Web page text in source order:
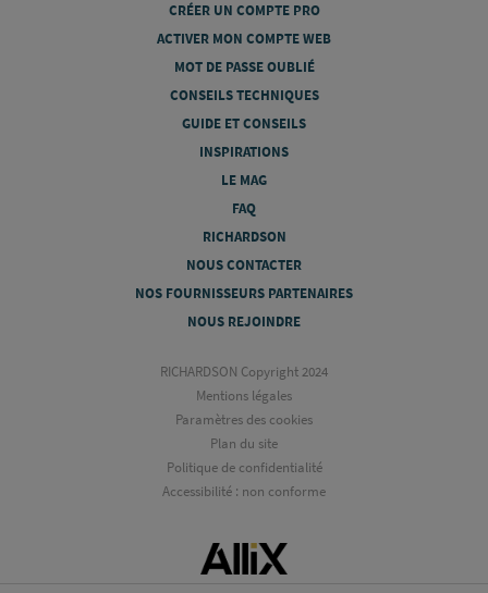
CRÉER UN COMPTE PRO
ACTIVER MON COMPTE WEB
MOT DE PASSE OUBLIÉ
CONSEILS TECHNIQUES
GUIDE ET CONSEILS
INSPIRATIONS
LE MAG
FAQ
RICHARDSON
NOUS CONTACTER
NOS FOURNISSEURS PARTENAIRES
NOUS REJOINDRE
RICHARDSON Copyright 2024
Mentions légales
Paramètres des cookies
Plan du site
Politique de confidentialité
Accessibilité : non conforme